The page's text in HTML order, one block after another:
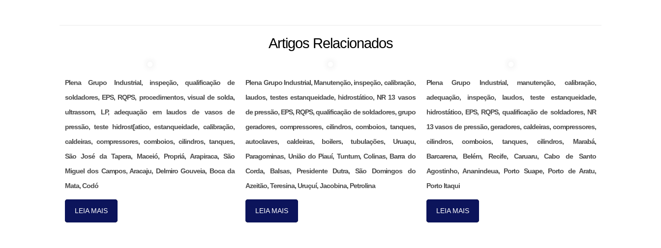
Artigos Relacionados
Plena Grupo Industrial, inspeção, qualificação de
soldadores, EPS, RQPS, procedimentos, visual de solda,
ultrassom, LP, adequação em laudos de vasos de
pressão, teste hidrost[atico, estanqueidade, calibração,
caldeiras, compressores, comboios, cilindros, tanques,
São José da Tapera, Maceió, Propriá, Arapiraca, São
Miguel dos Campos, Aracaju, Delmiro Gouveia, Boca da
Mata, Codó
LEIA MAIS
Plena Grupo Industrial, Manutenção, inspeção, calibração,
laudos, testes estanqueidade, hidrostático, NR 13 vasos
de pressão, EPS, RQPS, qualificação de soldadores, grupo
geradores, compressores, cilindros, comboios, tanques,
autoclaves, caldeiras, boilers, tubulações, Uruaçu,
Paragominas, União do Piauí, Tuntum, Colinas, Barra do
Corda, Balsas, Presidente Dutra, São Domingos do
Azeitão, Teresina, Uruçuí, Jacobina, Petrolina
LEIA MAIS
Plena Grupo Industrial, manutenção, calibração,
adequação, inspeção, laudos, teste estanqueidade,
hidrostático, EPS, RQPS, qualificação de soldadores, NR
13 vasos de pressão, geradores, caldeiras, compressores,
cilindros, comboios, tanques, cilindros, Marabá,
Barcarena, Belém, Recife, Caruaru, Cabo de Santo
Agostinho, Ananindeua, Porto Suape, Porto de Aratu,
Porto Itaqui
LEIA MAIS